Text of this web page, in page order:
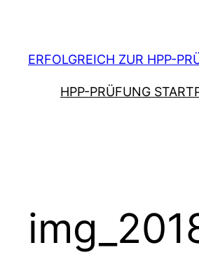
springen
ERFOLGREICH ZUR HPP-
HPP-PRÜFUNG START